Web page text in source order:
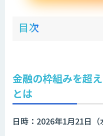
目次
金融の枠組みを超
とは
日時：2026年1月21日